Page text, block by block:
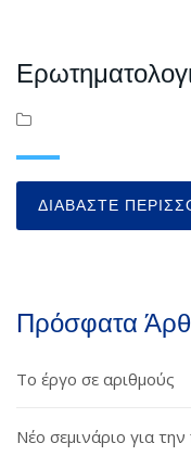
ΔΙΑΒΆΣΤΕ
Πρόσφατα
Το έργο σε αριθμούς
Νέο σεμινάριο για